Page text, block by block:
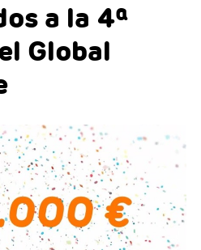
a la 4ª
Global